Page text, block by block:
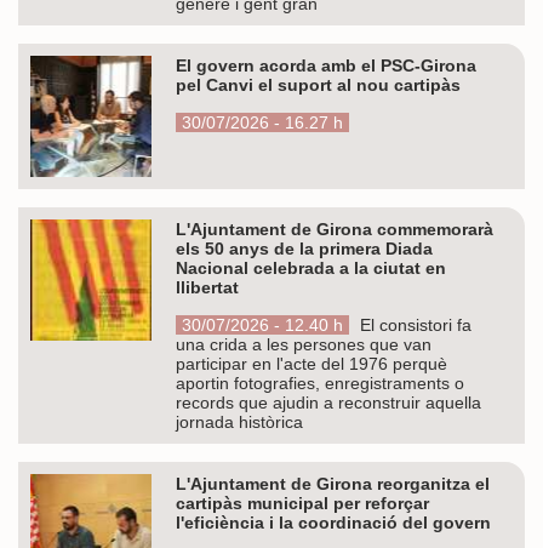
El govern acorda amb el PSC-Girona
pel Canvi el suport al nou cartipàs
30/07/2026 - 16.27 h
L'Ajuntament de Girona commemorarà
els 50 anys de la primera Diada
Nacional celebrada a la ciutat en
llibertat
30/07/2026 - 12.40 h
El consistori fa
una crida a les persones que van
participar en l'acte del 1976 perquè
aportin fotografies, enregistraments o
records que ajudin a reconstruir aquella
jornada històrica
L'Ajuntament de Girona reorganitza el
cartipàs municipal per reforçar
l'eficiència i la coordinació del govern